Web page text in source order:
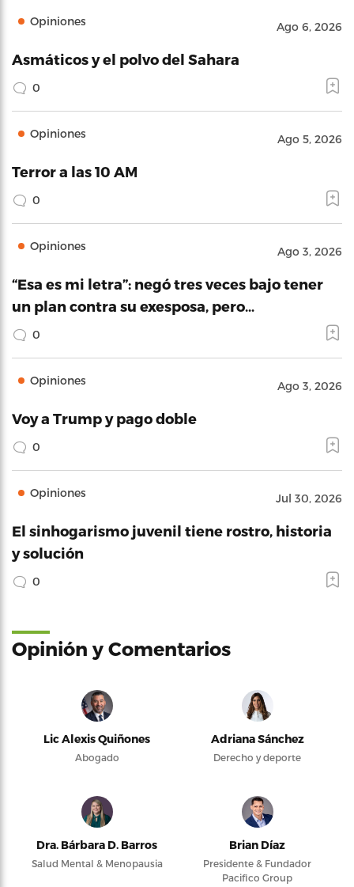
Opiniones Ago 6, 2026
Asmáticos y el polvo del Sahara
0
Opiniones Ago 5, 2026
Terror a las 10 AM
0
Opiniones Ago 3, 2026
“Esa es mi letra”: negó tres veces bajo tener
un plan contra su exesposa, pero…
0
Opiniones Ago 3, 2026
Voy a Trump y pago doble
0
Opiniones Jul 30, 2026
El sinhogarismo juvenil tiene rostro, historia
y solución
0
Opinión y Comentarios
Lic Alexis Quiñones
Abogado
Adriana Sánchez
Derecho y deporte
Dra. Bárbara D. Barros
Salud Mental & Menopausia
Brian Díaz
Presidente & Fundador
Pacifico Group